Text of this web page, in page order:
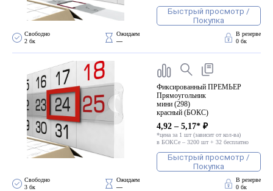
Быстрый просмотр /
Покупка
Свободно
2 бк
Ожидаем
—
В резерве
0 бк
Фиксированный ПРЕМЬЕР
Прямоугольник
мини (298)
красный (БОКС)
4,92 – 5,17* ₽
*цена за 1 шт (зависит от кол-ва)
в БОКСе – 3200 шт + 32 бесплатно
Быстрый просмотр /
Покупка
Свободно
3 бк
Ожидаем
—
В резерве
0 бк